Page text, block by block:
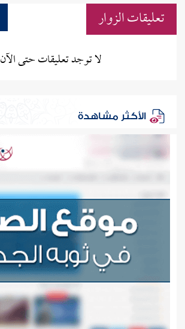
تعليقات الزوار
لا توجد تعليقات حتى الآن
الأكثر مشاهدة